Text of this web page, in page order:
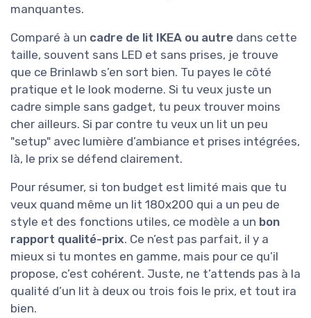
manquantes.
Comparé à un cadre de lit IKEA ou autre dans cette
taille, souvent sans LED et sans prises, je trouve
que ce Brinlawb s’en sort bien. Tu payes le côté
pratique et le look moderne. Si tu veux juste un
cadre simple sans gadget, tu peux trouver moins
cher ailleurs. Si par contre tu veux un lit un peu
"setup" avec lumière d’ambiance et prises intégrées,
là, le prix se défend clairement.
Pour résumer, si ton budget est limité mais que tu
veux quand même un lit 180x200 qui a un peu de
style et des fonctions utiles, ce modèle a un bon
rapport qualité-prix. Ce n’est pas parfait, il y a
mieux si tu montes en gamme, mais pour ce qu’il
propose, c’est cohérent. Juste, ne t’attends pas à la
qualité d’un lit à deux ou trois fois le prix, et tout ira
bien.